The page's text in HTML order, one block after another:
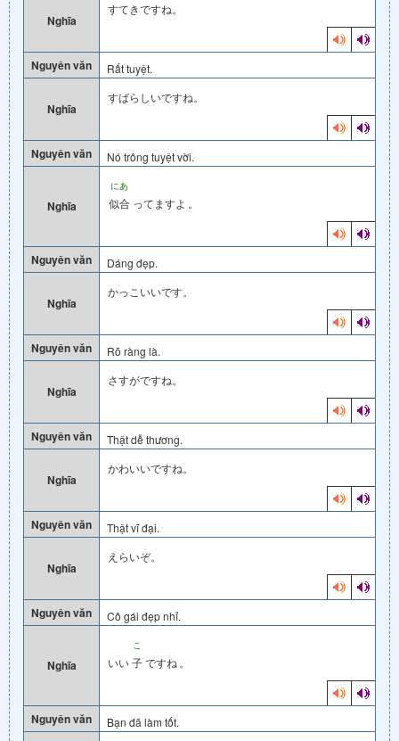
Nghĩa
すてきですね。
Nguyên văn Rất tuyệt.
Nghĩa
すばらしいですね。
Nguyên văn Nó trông tuyệt vời.
Nghĩa
にあ
似合 ってますよ 。
Nguyên văn Dáng đẹp.
Nghĩa
かっこいいです。
Nguyên văn Rõ ràng là.
Nghĩa
さすがですね。
Nguyên văn Thật dễ thương.
Nghĩa
かわいいですね。
Nguyên văn Thật vĩ đại.
Nghĩa
えらいぞ。
Nguyên văn Cô gái đẹp nhỉ.
Nghĩa いい
こ
子ですね 。
Nguyên văn Bạn đã làm tốt.